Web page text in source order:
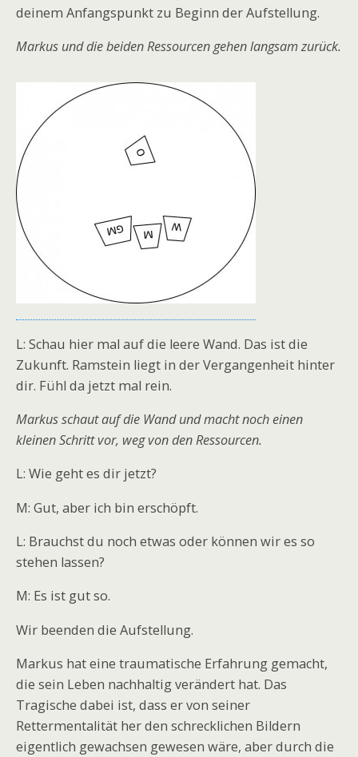
deinem Anfangspunkt zu Beginn der Aufstellung.
Markus und die beiden Ressourcen gehen langsam zurück.
L: Schau hier mal auf die leere Wand. Das ist die
Zukunft. Ramstein liegt in der Vergangenheit hinter
dir. Fühl da jetzt mal rein.
Markus schaut auf die Wand und macht noch einen
kleinen Schritt vor, weg von den Ressourcen.
L: Wie geht es dir jetzt?
M: Gut, aber ich bin erschöpft.
L: Brauchst du noch etwas oder können wir es so
stehen lassen?
M: Es ist gut so.
Wir beenden die Aufstellung.
Markus hat eine traumatische Erfahrung gemacht,
die sein Leben nachhaltig verändert hat. Das
Tragische dabei ist, dass er von seiner
Rettermentalität her den schrecklichen Bildern
eigentlich gewachsen gewesen wäre, aber durch die